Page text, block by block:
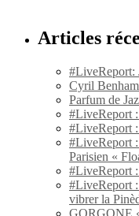
Articles
#LiveReport:
Cyril
Parfum de
#LiveReport :
#LiveReport :
#LiveReport
Parisien «
#LiveReport
#LiveReport :
vibrer la
GORGONE